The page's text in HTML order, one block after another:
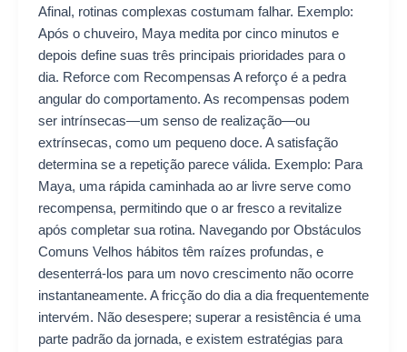
Afinal, rotinas complexas costumam falhar. Exemplo:
Após o chuveiro, Maya medita por cinco minutos e
depois define suas três principais prioridades para o
dia. Reforce com Recompensas A reforço é a pedra
angular do comportamento. As recompensas podem
ser intrínsecas—um senso de realização—ou
extrínsecas, como um pequeno doce. A satisfação
determina se a repetição parece válida. Exemplo: Para
Maya, uma rápida caminhada ao ar livre serve como
recompensa, permitindo que o ar fresco a revitalize
após completar sua rotina. Navegando por Obstáculos
Comuns Velhos hábitos têm raízes profundas, e
desenterrá-los para um novo crescimento não ocorre
instantaneamente. A fricção do dia a dia frequentemente
intervém. Não desespere; superar a resistência é uma
parte padrão da jornada, e existem estratégias para